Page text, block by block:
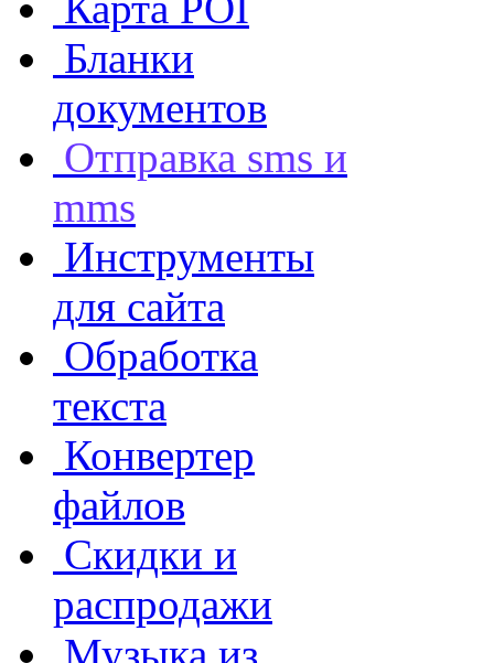
Бланки
документов
Отправка sms и
mms
Инструменты
для сайта
Обработка
текста
Конвертер
файлов
Скидки и
распродажи